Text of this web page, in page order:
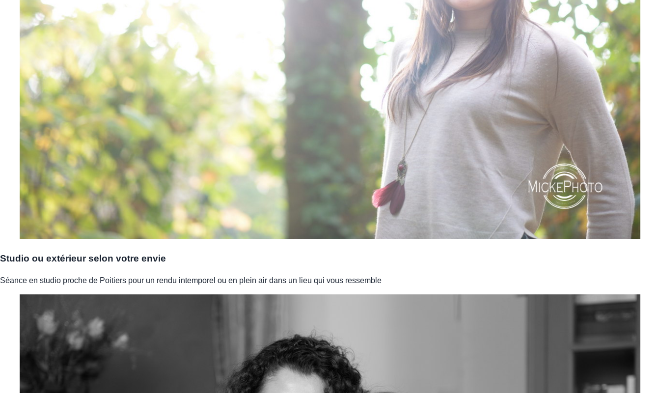
Studio ou extérieur selon votre envie
Séance en studio proche de Poitiers pour un rendu intemporel ou en plein air dans un lieu qui vous ressemble